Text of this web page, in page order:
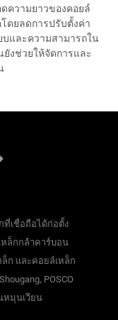
ความยาวของคอยล์
ดยลดการปรับตั้งค่า
บและความสามารถใน
งช่วยให้จัดการและ
ที่เชื่อถือได้ก่อตั้ง
หล็กกล้าคาร์บอน
ล็ก และคอยล์เหล็ก
POSCO
หมุนเวียน